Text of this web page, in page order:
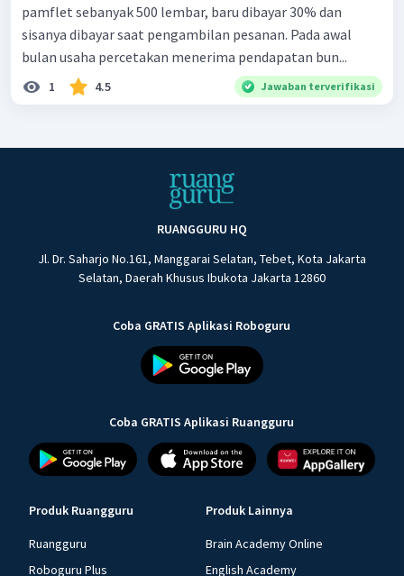
pamflet sebanyak 500 lembar, baru dibayar 30% dan
sisanya dibayar saat pengambilan pesanan. Pada awal
bulan usaha percetakan menerima pendapatan bun...
1 4.5 Jawaban terverifikasi
RUANGGURU HQ
Jl. Dr. Saharjo No.161, Manggarai Selatan, Tebet, Kota Jakarta
Selatan, Daerah Khusus Ibukota Jakarta 12860
Coba GRATIS Aplikasi Roboguru
Coba GRATIS Aplikasi Ruangguru
Produk Ruangguru
Ruangguru
Roboguru Plus
Produk Lainnya
Brain Academy Online
English Academy